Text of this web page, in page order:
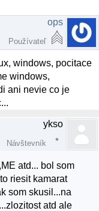
ops
Používateľ
windows, pocitace
windows,
ani nevie co je
ykso
Návštevník
atd... bol som
riesit kamarat
som skusil...na
atd ale